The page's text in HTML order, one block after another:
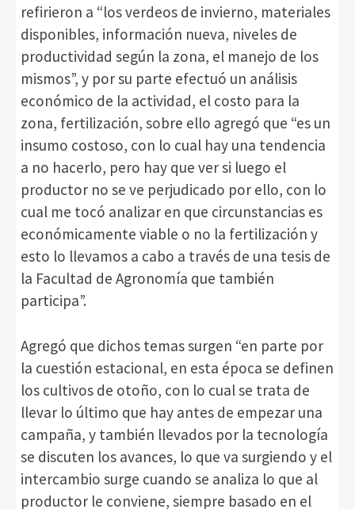
refirieron a “los verdeos de invierno, materiales
disponibles, información nueva, niveles de
productividad según la zona, el manejo de los
mismos”, y por su parte efectuó un análisis
económico de la actividad, el costo para la
zona, fertilización, sobre ello agregó que “es un
insumo costoso, con lo cual hay una tendencia
a no hacerlo, pero hay que ver si luego el
productor no se ve perjudicado por ello, con lo
cual me tocó analizar en que circunstancias es
económicamente viable o no la fertilización y
esto lo llevamos a cabo a través de una tesis de
la Facultad de Agronomía que también
participa”.
Agregó que dichos temas surgen “en parte por
la cuestión estacional, en esta época se definen
los cultivos de otoño, con lo cual se trata de
llevar lo último que hay antes de empezar una
campaña, y también llevados por la tecnología
se discuten los avances, lo que va surgiendo y el
intercambio surge cuando se analiza lo que al
productor le conviene, siempre basado en el